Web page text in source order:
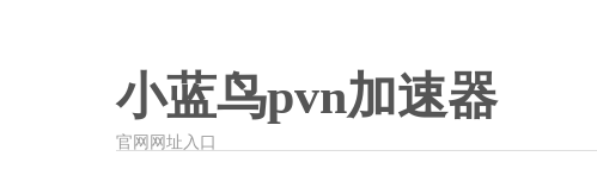
小蓝鸟pvn加速器
官网网址入口